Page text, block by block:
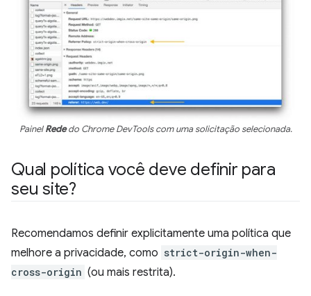
PainelRededo Chrome DevTools com uma solicitação selecionada.
Qual política você deve definir para
seu site?
Recomendamos definir explicitamente uma política que
melhore a privacidade, como strict-origin-when-
cross-origin (ou mais restrita).